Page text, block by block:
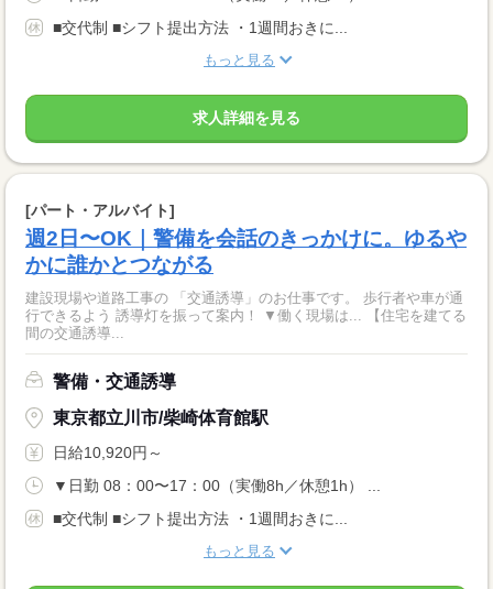
■交代制 ■シフト提出方法 ・1週間おきに...
もっと見る
求人詳細を見る
[パート・アルバイト]
週2日〜OK｜警備を会話のきっかけに。ゆるや
かに誰かとつながる
建設現場や道路工事の 「交通誘導」のお仕事です。 歩行者や車が通
行できるよう 誘導灯を振って案内！ ▼働く現場は... 【住宅を建てる
間の交通誘導...
警備・交通誘導
東京都立川市/柴崎体育館駅
日給10,920円～
▼日勤 08：00〜17：00（実働8h／休憩1h） ...
■交代制 ■シフト提出方法 ・1週間おきに...
もっと見る